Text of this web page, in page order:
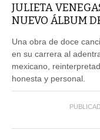
JULIETA
NUEVO ÁLBUM
Una obra de doce
en su carrera al
mexicano,
honesta y personal.